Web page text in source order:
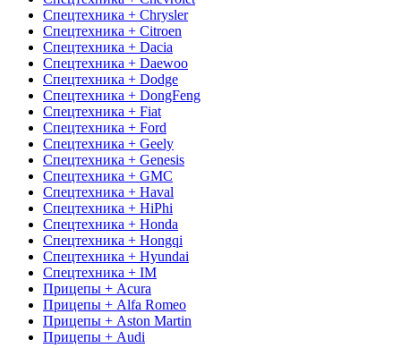
Спецтехника + Chrysler
Спецтехника + Citroen
Спецтехника + Dacia
Спецтехника + Daewoo
Спецтехника + Dodge
Спецтехника + DongFeng
Спецтехника + Fiat
Спецтехника + Ford
Спецтехника + Geely
Спецтехника + Genesis
Спецтехника + GMC
Спецтехника + Haval
Спецтехника + HiPhi
Спецтехника + Honda
Спецтехника + Hongqi
Спецтехника + Hyundai
Спецтехника + IM
Прицепы + Acura
Прицепы + Alfa Romeo
Прицепы + Aston Martin
Прицепы + Audi